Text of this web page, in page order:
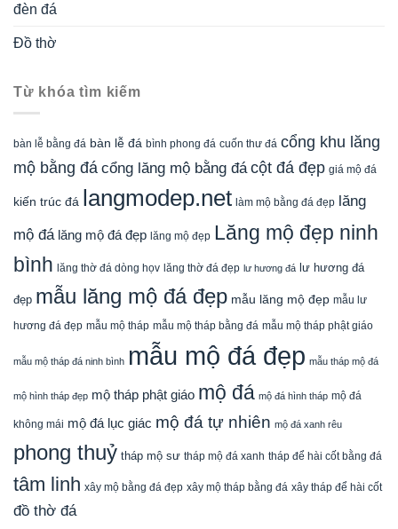
đèn đá
Đồ thờ
Từ khóa tìm kiếm
bàn lễ bằng đá bàn lễ đá bình phong đá cuốn thư đá cổng khu lăng
mộ bằng đá cổng lăng mộ bằng đá cột đá đẹp giá mộ đá
kiến trúc đá langmodep.net làm mộ bằng đá đẹp lăng
mộ đá lăng mộ đá đẹp lăng mộ đẹp Lăng mộ đẹp ninh
bình lăng thờ đá dòng họv lăng thờ đá đẹp lư hương đá lư hương đá
đẹp mẫu lăng mộ đá đẹp mẫu lăng mộ đẹp mẫu lư
hương đá đẹp mẫu mộ tháp mẫu mộ tháp bằng đá mẫu mộ tháp phật giáo
mẫu mộ tháp đá ninh bình mẫu mộ đá đẹp mẫu tháp mộ đá
mộ hình tháp đẹp mộ tháp phật giáo mộ đá mộ đá hình tháp mộ đá
không mái mộ đá lục giác mộ đá tự nhiên mộ đá xanh rêu
phong thuỷ tháp mộ sư tháp mộ đá xanh tháp để hài cốt bằng đá
tâm linh xây mộ bằng đá đẹp xây mộ tháp bằng đá xây tháp để hài cốt
đồ thờ đá